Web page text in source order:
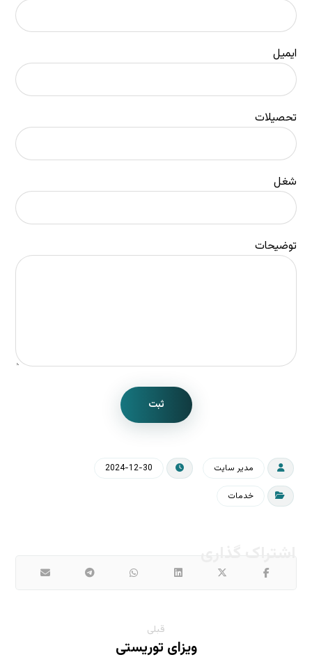
ایمیل
تحصیلات
شغل
توضیحات
ثبت
مدیر سایت 2024-12-30
خدمات
قبلی
ویزای توریستی